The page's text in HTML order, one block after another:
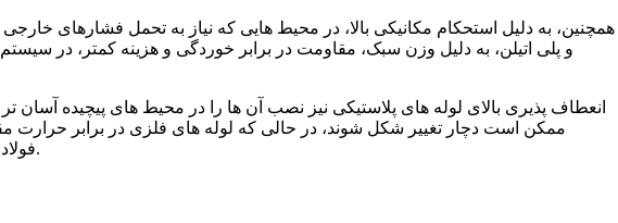
همچنین، به دلیل استحکام مکانیکی بالا، در محیط هایی که نیاز به تحمل فشارهای
های PVC و پلی اتیلن، به دلیل وزن سبک، مقاومت در برابر خوردگی و هزینه کمتر، در سیستم
انعطاف پذیری بالای لوله های پلاستیکی نیز نصب آن ها را در محیط های پیچیده آسان
ممکن است دچار تغییر شکل شوند، در حالی که لوله های فلزی در برابر حرارت
فولادی یا لوله پلیمری، لازم است کاربرد در نظر گرفته شود.